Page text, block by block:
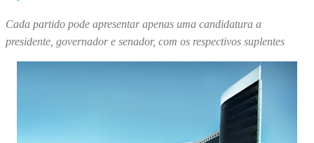
Cada partido pode apresentar apenas uma candidatura a
presidente, governador e senador, com os respectivos suplentes